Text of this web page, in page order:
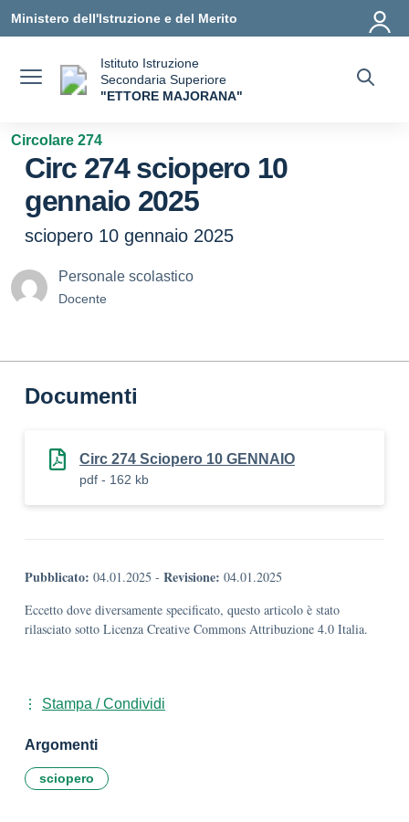
Ministero dell'Istruzione e del Merito
Istituto Istruzione
Secondaria Superiore
"ETTORE MAJORANA"
Circolare 274
Circ 274 sciopero 10
gennaio 2025
sciopero 10 gennaio 2025
Personale scolastico
Docente
Documenti
Circ 274 Sciopero 10 GENNAIO
pdf - 162 kb
Pubblicato: 04.01.2025 - Revisione: 04.01.2025
Eccetto dove diversamente specificato, questo articolo è stato
rilasciato sotto Licenza Creative Commons Attribuzione 4.0 Italia.
Stampa / Condividi
Argomenti
sciopero